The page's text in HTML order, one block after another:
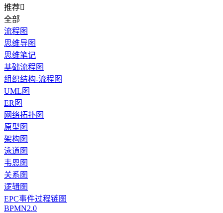
推荐
全部
流程图
思维导图
思维笔记
基础流程图
组织结构-流程图
UML图
ER图
网络拓扑图
原型图
架构图
泳道图
韦恩图
关系图
逻辑图
EPC事件过程链图
BPMN2.0